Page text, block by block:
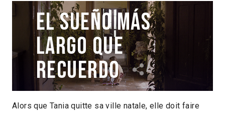
El Sueño más
largo que
recuerdo
Carlos Lenin Mexique 2021
20min
Alors que Tania quitte sa ville natale, elle doit faire